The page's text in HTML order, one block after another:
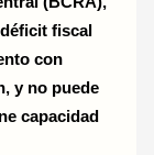
fiscal
con
y no puede
capacidad